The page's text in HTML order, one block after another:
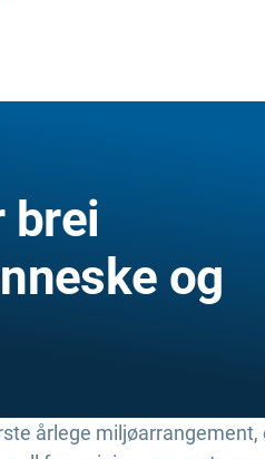
brei
og
årlege